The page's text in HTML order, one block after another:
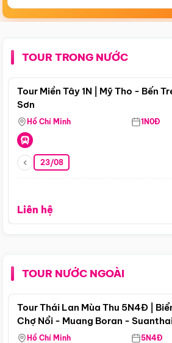
TOUR TRONG NƯỚC
Tour Miền Tây 1N | Mỹ Tho - Bến
Sơn
Hồ Chí Minh 1N0Đ
23/08
Liên hệ
TOUR NƯỚC NGOÀI
Tour Thái Lan Mùa Thu 5N4Đ |
Chợ Nổi - Muang Boran -
Hồ Chí Minh 5N4Đ